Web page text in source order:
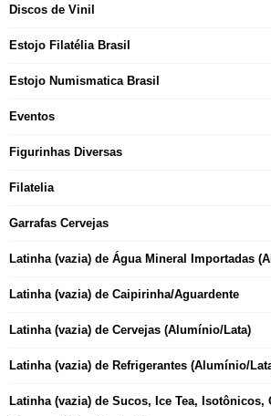
Discos de Vinil
Estojo Filatélia Brasil
Estojo Numismatica Brasil
Eventos
Figurinhas Diversas
Filatelia
Garrafas Cervejas
Latinha (vazia) de Água Mineral Importadas
Latinha (vazia) de Caipirinha/Aguardente
Latinha (vazia) de Cervejas (Alumínio/Lata)
Latinha (vazia) de Refrigerantes (Alumínio/
Latinha (vazia) de Sucos, Ice Tea, Isotônicos,